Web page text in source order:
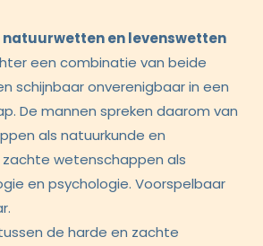
natuurwetten en levenswetten
een combinatie van beide
schijnbaar onverenigbaar in een
De mannen spreken daarom van
als natuurkunde en
wetenschappen als
en psychologie. Voorspelbaar
de harde en zachte